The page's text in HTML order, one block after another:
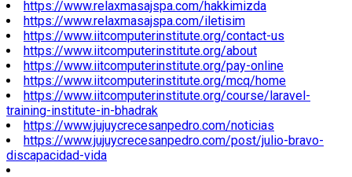
https://www.relaxmasajspa.com/hakkimizda
https://www.relaxmasajspa.com/iletisim
https://www.iitcomputerinstitute.org/contact-us
https://www.iitcomputerinstitute.org/about
https://www.iitcomputerinstitute.org/pay-online
https://www.iitcomputerinstitute.org/mcq/home
https://www.iitcomputerinstitute.org/course/laravel-
training-institute-in-bhadrak
https://www.jujuycrecesanpedro.com/noticias
https://www.jujuycrecesanpedro.com/post/julio-bravo-
discapacidad-vida